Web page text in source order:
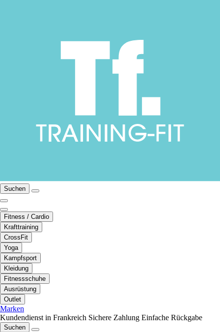
Suchen
Fitness / Cardio
Krafttraining
CrossFit
Yoga
Kampfsport
Kleidung
Fitnessschuhe
Ausrüstung
Outlet
Marken
Kundendienst in Frankreich Sichere Zahlung Einfache Rückgabe
Suchen